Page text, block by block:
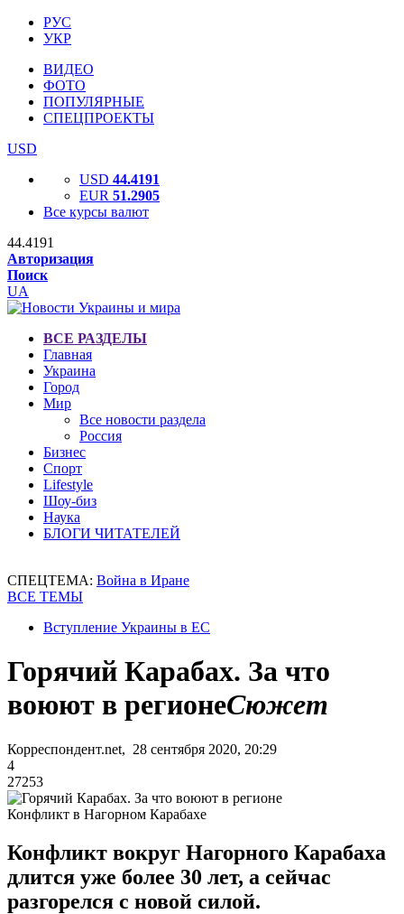
РУС
УКР
ВИДЕО
ФОТО
ПОПУЛЯРНЫЕ
СПЕЦПРОЕКТЫ
USD
USD 44.4191
EUR 51.2905
Все курсы валют
44.4191
Авторизация
Поиск
UA
ВСЕ РАЗДЕЛЫ
Главная
Украина
Город
Мир
Все новости раздела
Россия
Бизнес
Спорт
Lifestyle
Шоу-биз
Наука
БЛОГИ ЧИТАТЕЛЕЙ
СПЕЦТЕМА: Война в Иране
ВСЕ ТЕМЫ
Вступление Украины в ЕС
Горячий Карабах. За что
воюют в регионеСюжет
Корреспондент.net, 28 сентября 2020, 20:29
4
27253
Конфликт в Нагорном Карабахе
Конфликт вокруг Нагорного Карабаха
длится уже более 30 лет, а сейчас
разгорелся с новой силой.